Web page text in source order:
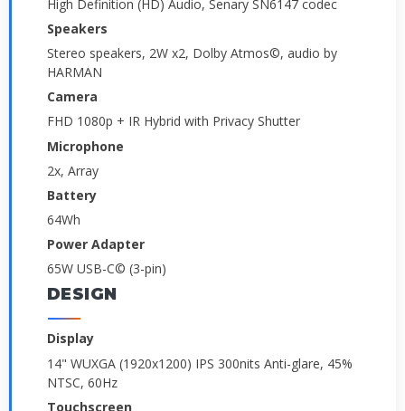
High Definition (HD) Audio, Senary SN6147 codec
Speakers
Stereo speakers, 2W x2, Dolby Atmos©, audio by
HARMAN
Camera
FHD 1080p + IR Hybrid with Privacy Shutter
Microphone
2x, Array
Battery
64Wh
Power Adapter
65W USB-C© (3-pin)
DESIGN
Display
14" WUXGA (1920x1200) IPS 300nits Anti-glare, 45%
NTSC, 60Hz
Touchscreen